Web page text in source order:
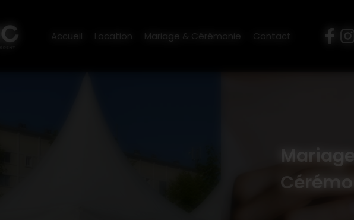
Accueil
Location Mariage & Cérémonie Contact